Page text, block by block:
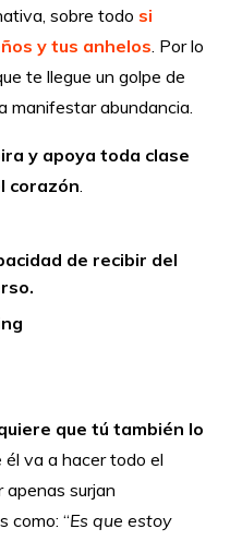
sobre todo si
y tus anhelos . Por lo
te llegue un golpe de
manifestar abundancia.
y apoya toda clase
corazón
de recibir del
que tú también lo
él va a hacer todo el
apenas surjan
como: “Es que estoy